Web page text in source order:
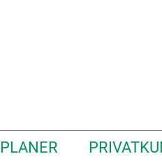
PLANER